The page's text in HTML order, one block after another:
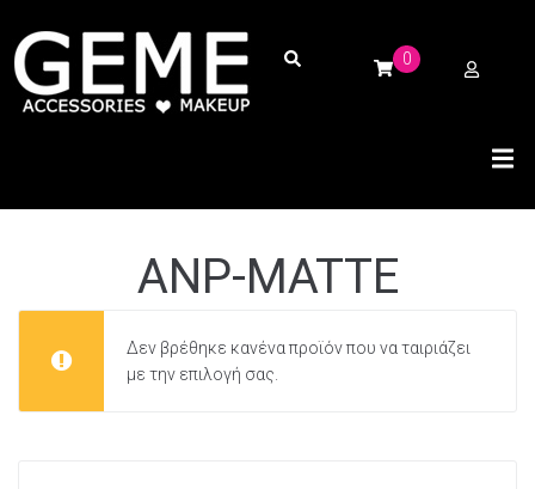
0
ANP-MATTE
Δεν βρέθηκε κανένα προϊόν που να ταιριάζει
με την επιλογή σας.